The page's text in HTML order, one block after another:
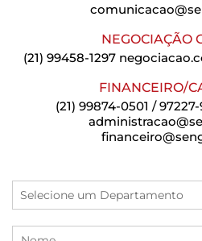
NEGOCIAÇÃO
(21) 99458-1297
FINANCEIRO/
(21) 99874-0501 /